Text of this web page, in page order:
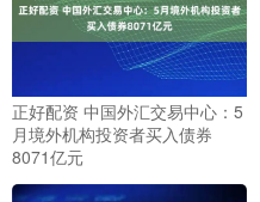
正好配资 中国外汇交易中心：5
月境外机构投资者买入债券
8071亿元